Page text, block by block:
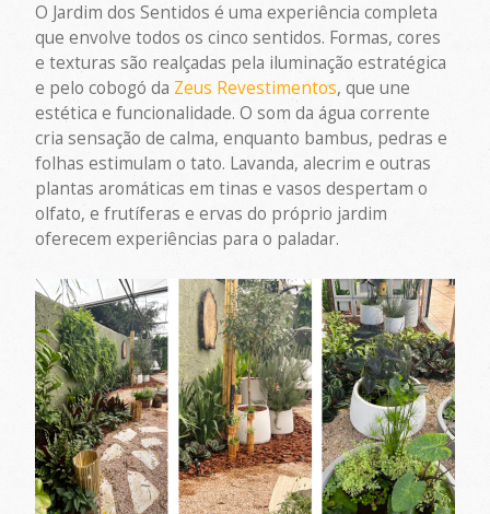
O Jardim dos Sentidos é uma experiência completa
que envolve todos os cinco sentidos. Formas, cores
e texturas são realçadas pela iluminação estratégica
e pelo cobogó da Zeus Revestimentos, que une
estética e funcionalidade. O som da água corrente
cria sensação de calma, enquanto bambus, pedras e
folhas estimulam o tato. Lavanda, alecrim e outras
plantas aromáticas em tinas e vasos despertam o
olfato, e frutíferas e ervas do próprio jardim
oferecem experiências para o paladar.